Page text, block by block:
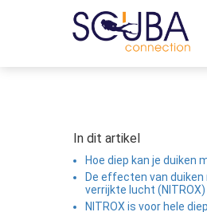
In dit artikel
Hoe diep kan je duiken
De effecten van duiken
verrijkte lucht (NITROX)
NITROX is voor hele